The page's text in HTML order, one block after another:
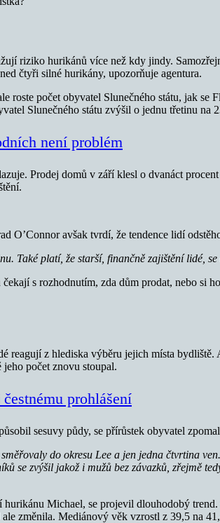
riziko hurikánů více než kdy jindy.
čtyři silné hurikány, upozorňuje agentura.
roste počet obyvatel Slunečného státu, jak
Slunečného státu zvýšil o jednu třetinu
není problém
Prodej domů v září klesl o dvanáct
O’Connor avšak tvrdí, že tendence lidí
Také platí, že starší, finančně zajištění lidé,
s rozhodnutím, zda dům prodat, nebo
reagují z hlediska výběru jejich místa
počet znovu stoupal.
prohlášení
sesuvy půdy, se přírůstek obyvatel
do okresu Lee a jen jedna čtvrtina
se zvýšil jakož i mužů bez závazků, zřejmě
Michael, se projevil dlouhodobý
změnila. Mediánový věk vzrostl z 39,5 na